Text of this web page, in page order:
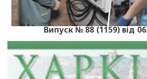
Випуск № 88 (1159) від